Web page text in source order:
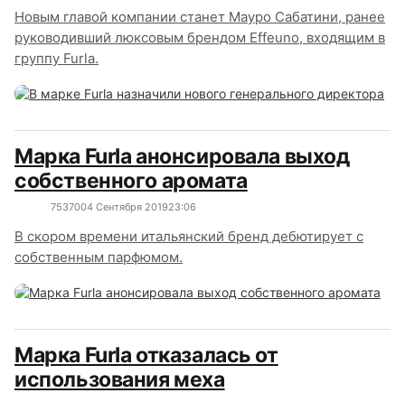
Новым главой компании станет Мауро Сабатини, ранее
руководивший люксовым брендом Effeuno, входящим в
группу Furla.
Марка Furla анонсировала выход
собственного аромата
7537004 Сентября 201923:06
В скором времени итальянский бренд дебютирует с
собственным парфюмом.
Марка Furla отказалась от
использования меха